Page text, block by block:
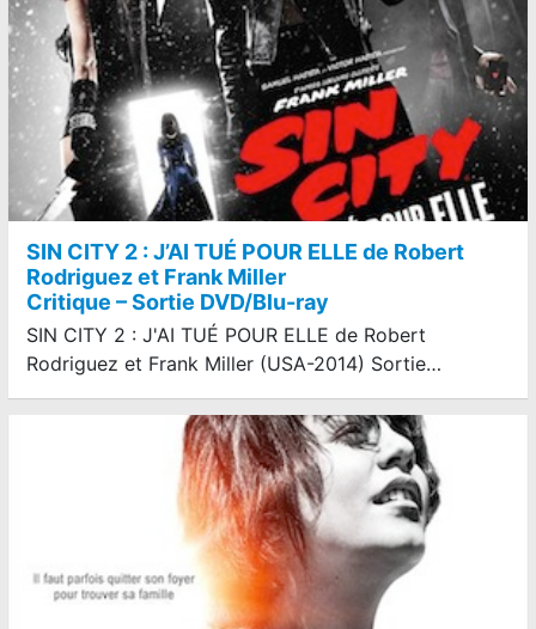
SIN CITY 2 : J’AI TUÉ POUR ELLE de Robert
Rodriguez et Frank Miller
Critique – Sortie DVD/Blu-ray
SIN CITY 2 : J'AI TUÉ POUR ELLE de Robert
Rodriguez et Frank Miller (USA-2014) Sortie…